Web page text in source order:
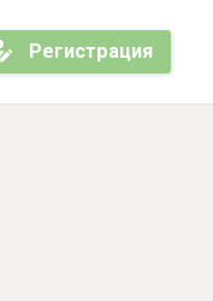
Регистрация